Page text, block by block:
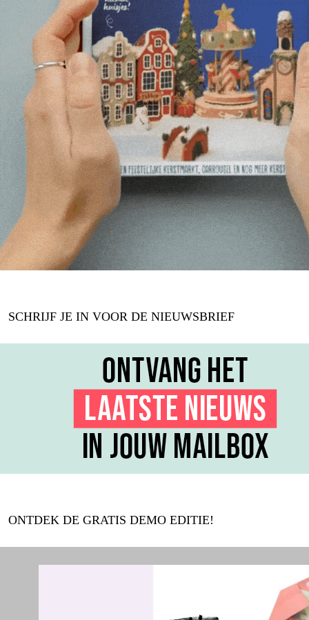
SCHRIJF JE IN VOOR DE NIEUWSBRIEF
ONTDEK DE GRATIS DEMO EDITIE!